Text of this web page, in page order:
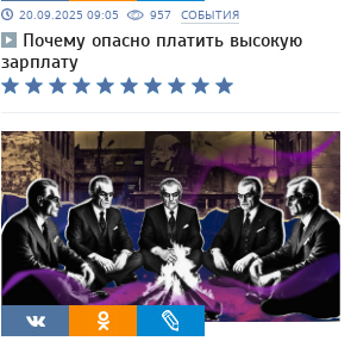
20.09.2025 09:05 957 СОБЫТИЯ
Почему опасно платить высокую
зарплату